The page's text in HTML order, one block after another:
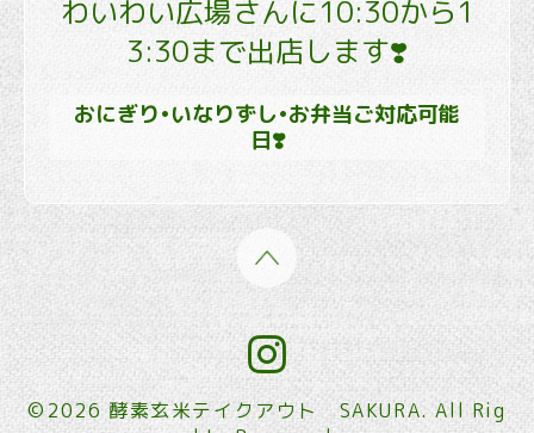
わいわい広場さんに10:30から1
3:30まで出店します❣️
おにぎり•いなりずし•お弁当ご対応可能
日❣️
©2026酵素玄米テイクアウト SAKURA. All Rig